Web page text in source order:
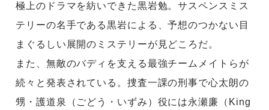
極上のドラマを紡いできた黒岩勉。サスペンスミス
テリーの名手である黒岩による、予想のつかない目
まぐるしい展開のミステリーが見どころだ。
また、無敵のバディを支える最強チームメイトらが
続々と発表されている。捜査一課の刑事で心太朗の
甥・護道泉（ごどう・いずみ）役には永瀬廉（King